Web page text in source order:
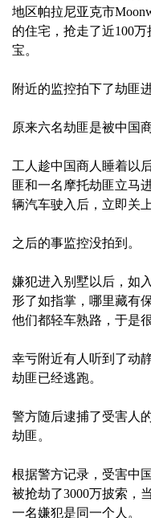
地区帕拉尼亚克市
的住宅，抢走了近100
宝。
附近的监控拍下了劫匪
原来六名劫匪是被中国
工人趁中国商人睡着以
匪和一名摩托劫匪立马
辆汽车驶入后，立即关
之后的事监控没拍到。
嫌犯进入别墅以后，如
形了如指掌，哪里藏有
他们都轻车熟路，于是
幸亏附近有人听到了动
劫匪已经逃跑。
警方随后逮捕了受害人
劫匪。
根据警方记录，受害中
被抢劫了3000万披索，
一名嫌犯是同一个人。